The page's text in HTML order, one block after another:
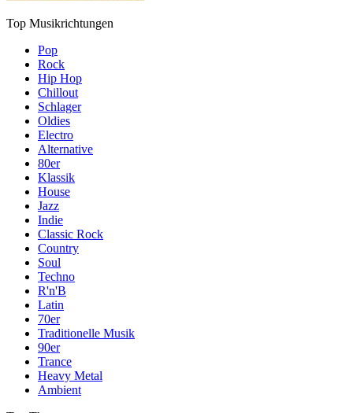
Top Musikrichtungen
Pop
Rock
Hip Hop
Chillout
Schlager
Oldies
Electro
Alternative
80er
Klassik
House
Jazz
Indie
Classic Rock
Country
Soul
Techno
R'n'B
Latin
70er
Traditionelle Musik
90er
Trance
Heavy Metal
Ambient